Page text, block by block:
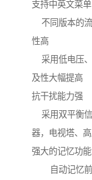
支持中英文菜单
不同版本的流
性高
采用低电压、
及性大幅提高
抗干扰能力强
采用双平衡信
器，电视塔、
强大的记忆功能
自动记忆前